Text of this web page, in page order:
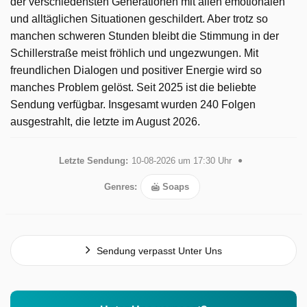
und alltäglichen Situationen geschildert. Aber trotz so
manchen schweren Stunden bleibt die Stimmung in der
Schillerstraße meist fröhlich und ungezwungen. Mit
freundlichen Dialogen und positiver Energie wird so
manches Problem gelöst. Seit 2025 ist die beliebte
Sendung verfügbar. Insgesamt wurden 240 Folgen
ausgestrahlt, die letzte im August 2026.
Letzte Sendung: 10-08-2026 um 17:30 Uhr
Genres: Soaps
Sendung verpasst Unter Uns